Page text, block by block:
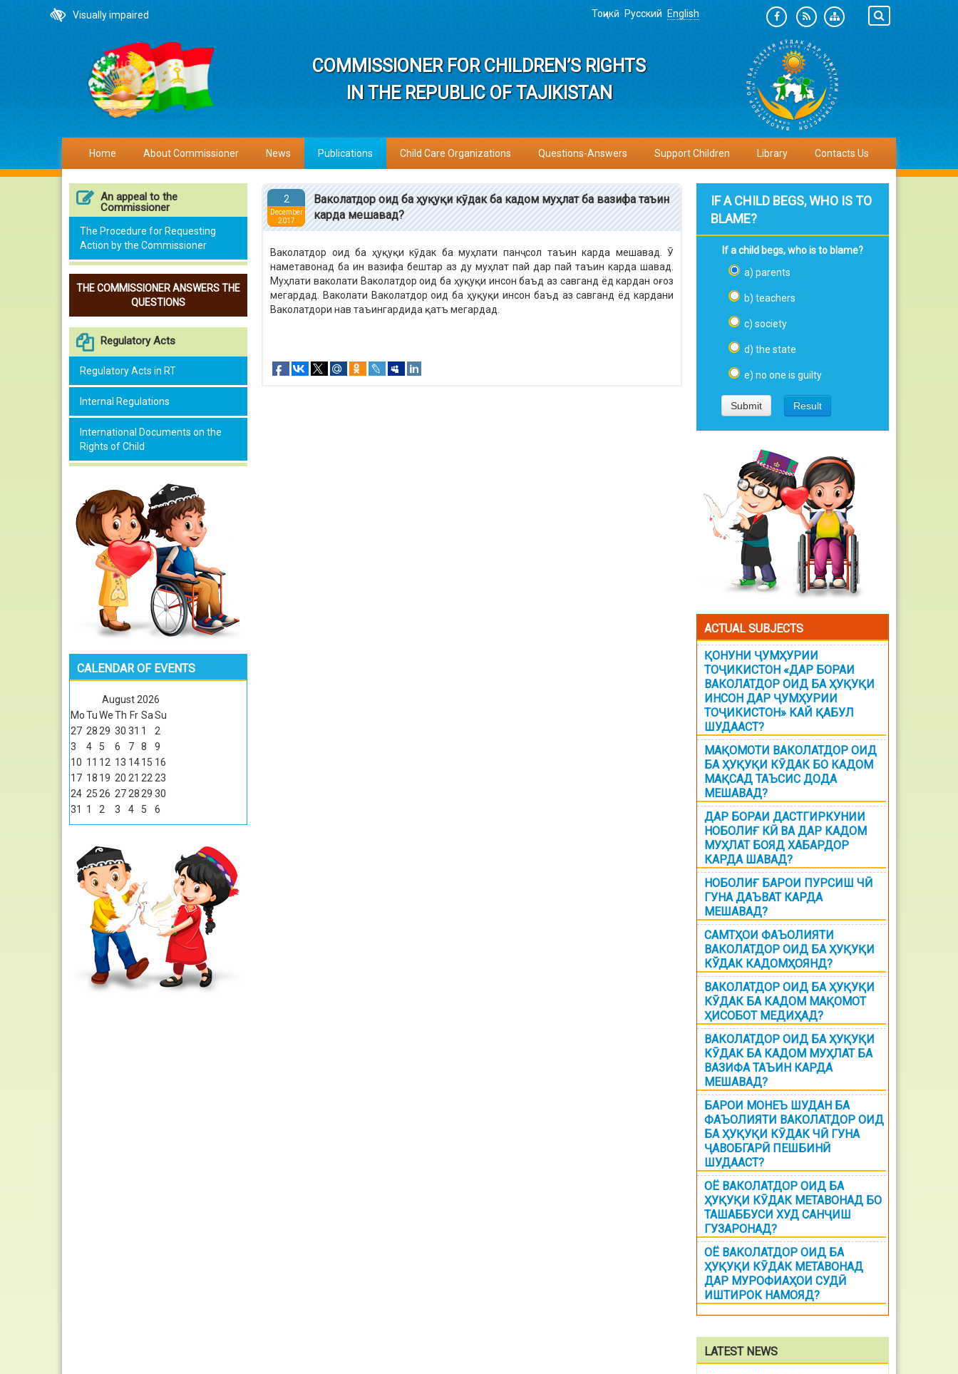
Visually impaired Тоҷикӣ Русский English
COMMISSIONER FOR CHILDREN’S RIGHTS
IN THE REPUBLIC OF TAJIKISTAN
Home About Commissioner News Publications Child Care Organizations Questions-Answers Support Children Library Contacts Us
An appeal to the
Commissioner
The Procedure for Requesting
Action by the Commissioner
THE COMMISSIONER ANSWERS THE
QUESTIONS
Regulatory Acts
Regulatory Acts in RT
Internal Regulations
International Documents on the
Rights of Child
CALENDAR OF EVENTS
August 2026
MoTuWeTh Fr SaSu
27 28 29 30 31 1
2
3
4 5 6 7 8
9
10 11 12 13 1415 16
17 18 19 20 21 22 23
24 25 26 27 28 29 30
31
1 2 3 4 5 6
2
December
2017
Ваколатдор оид ба ҳуқуқи кӯдак ба кадом муҳлат ба вазифа таъин
карда мешавад?
Ваколатдор оид ба ҳуқуқи кӯдак ба муҳлати панҷ сол таъин карда мешавад. Ӯ
наметавонад ба ин вазифа бештар аз ду муҳлат пай дар пай таъин карда шавад.
Муҳлати ваколати Ваколатдор оид ба ҳуқуқи инсон баъд аз савганд ёд кардан оғоз
мегардад. Ваколати Ваколатдор оид ба ҳуқуқи инсон баъд аз савганд ёд кардани
Ваколатдори нав таъингардида қатъ мегардад.
IF A CHILD BEGS, WHO IS TO
BLAME?
If a child begs, who is to blame?
a) parents
b) teachers
c) society
d) the state
e) no one is guilty
ACTUAL SUBJECTS
ҚОНУНИ ҶУМҲУРИИ
ТОҶИКИСТОН «ДАР БОРАИ
ВАКОЛАТДОР ОИД БА ҲУҚУҚИ
ИНСОН ДАР ҶУМҲУРИИ
ТОҶИКИСТОН» КАЙ ҚАБУЛ
ШУДААСТ?
МАҚОМОТИ ВАКОЛАТДОР ОИД
БА ҲУҚУҚИ КӮДАК БО КАДОМ
МАҚСАД ТАЪСИС ДОДА
МЕШАВАД?
ДАР БОРАИ ДАСТГИРКУНИИ
НОБОЛИҒ КӢ ВА ДАР КАДОМ
МУҲЛАТ БОЯД ХАБАРДОР
КАРДА ШАВАД?
НОБОЛИҒ БАРОИ ПУРСИШ ЧӢ
ГУНА ДАЪВАТ КАРДА
МЕШАВАД?
САМТҲОИ ФАЪОЛИЯТИ
ВАКОЛАТДОР ОИД БА ҲУҚУҚИ
КЎДАК КАДОМҲОЯНД?
ВАКОЛАТДОР ОИД БА ҲУҚУҚИ
КӮДАК БА КАДОМ МАҚОМОТ
ҲИСОБОТ МЕДИҲАД?
ВАКОЛАТДОР ОИД БА ҲУҚУҚИ
КӮДАК БА КАДОМ МУҲЛАТ БА
ВАЗИФА ТАЪИН КАРДА
МЕШАВАД?
БАРОИ МОНЕЪ ШУДАН БА
ФАЪОЛИЯТИ ВАКОЛАТДОР ОИД
БА ҲУҚУҚИ КӮДАК ЧӢ ГУНА
ҶАВОБГАРӢ ПЕШБИНӢ
ШУДААСТ?
ОЁ ВАКОЛАТДОР ОИД БА
ҲУҚУҚИ КӮДАК МЕТАВОНАД БО
ТАШАББУСИ ХУД САНҶИШ
ГУЗАРОНАД?
ОЁ ВАКОЛАТДОР ОИД БА
ҲУҚУҚИ КӮДАК МЕТАВОНАД
ДАР МУРОФИАҲОИ СУДӢ
ИШТИРОК НАМОЯД?
LATEST NEWS